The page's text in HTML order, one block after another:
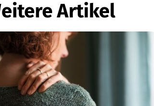
Artikel